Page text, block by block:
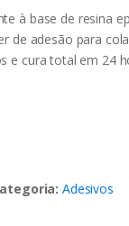
à base de resina
de adesão para
e cura total em 24
Adesivos